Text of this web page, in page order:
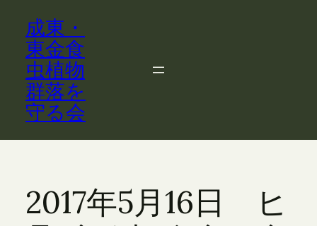
成東・
東金食
虫植物
群落を
守る会
2017年5月16日 ヒ